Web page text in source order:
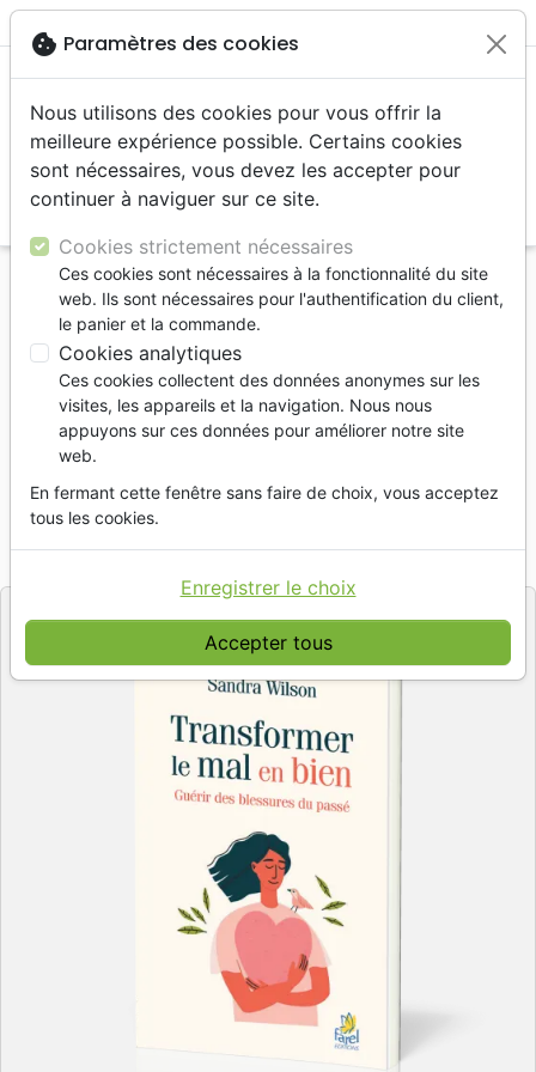
menu
Accueil Livres
Personne, santé
Guérison, relation d'aide
Transformer le mal en bien - Guérir des blessures
du passé
Transformer le mal en bien
Guérir des blessures du passé
Sandra Wilson
cookie Paramètres des cookies
Nous utilisons des cookies pour vous offrir la
meilleure expérience possible. Certains cookies
sont nécessaires, vous devez les accepter pour
continuer à naviguer sur ce site.
Cookies strictement nécessaires
Ces cookies sont nécessaires à la fonctionnalité du site
web. Ils sont nécessaires pour l'authentification du client,
le panier et la commande.
Cookies analytiques
Ces cookies collectent des données anonymes sur les
visites, les appareils et la navigation. Nous nous
appuyons sur ces données pour améliorer notre site
web.
En fermant cette fenêtre sans faire de choix, vous acceptez
tous les cookies.
Accepter tous
Enregistrer le choix